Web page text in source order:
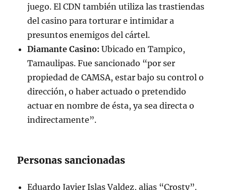
juego. El CDN también utiliza las trastiendas
del casino para torturar e intimidar a
presuntos enemigos del cártel.
Diamante Casino: Ubicado en Tampico,
Tamaulipas. Fue sancionado “por ser
propiedad de CAMSA, estar bajo su control o
dirección, o haber actuado o pretendido
actuar en nombre de ésta, ya sea directa o
indirectamente”.
Personas sancionadas
Eduardo Javier Islas Valdez, alias “Crosty”.